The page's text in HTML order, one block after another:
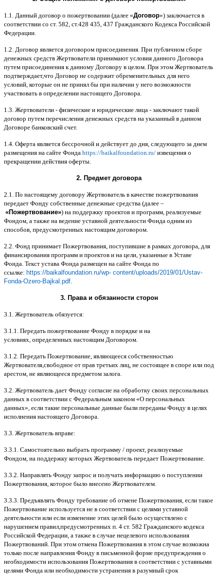
1.1. Данный договор о пожертвовании (далее «Договор») заключается в
соответствии со ст. 582, ст.428 435, 437 Гражданского Кодекса Российской
Федерации
1.2. Договор является договором присоединения При публичном сборе
денежных средств Жертвователи принимают условия данного Договора
путем присоединения к данному Договору в целом При этом Жертвователь
подтверждает,что Договор не содержит обременительных для него
условий которые он не принял бы при наличии у него возможности
участвовать в определении настоящего Договора
1.3. Жертвователи - физические и юридические лица - заключают такой
договор путем перечисления денежных средств на указанный в данном
Договоре банковский счет.
1.4. Оферта является бессрочной и действует до дня следующего за днем
размещения на сайте Фонда https://baikalfoundation.ru/ извещения о
прекращении действия оферты
2. Предмет договора
2.1. По настоящему договору Жертвователь в качестве пожертвования
передает Фонду собственные денежные средства (далее –
«Пожертвование») на поддержку проектов и программ реализуемые
Фондом а также на ведение уставной деятельности Фонда одним из
способов предусмотренных настоящим договором
2.2. Фонд принимает Пожертвования поступившие в рамках договора для
финансирования программ и проектов и на цели указанные в Уставе
Фонда Текст устава Фонда размещен на сайте Фонда по
ссылке: https://baikalfoundation.ru/wp- content/uploads/2019/01/Ustav-
Fonda-Ozero-Bajkal.pdf
3. Права и обязанности сторон
3.1. Жертвователь обязуется:
3.1.1. Передать пожертвование Фонду в порядке и на
условиях определенных настоящим Договором
3.1.2. Передать Пожертвование являющееся собственностью
Жертвователя свободное от прав третьих лиц не состоящее в споре или под
арестом не являющееся предметом залога
3.2. Жертвователь дает Фонду согласие на обработку своих персональных
данных в соответствии с Федеральным законом «О персональных
данных», если такие персональные данные были переданы Фонду в целях
исполнения настоящего Договора
3.3. Жертвователь вправе:
3.3.1. Самостоятельно выбрать программу / проект, реализуемые
Фондом на поддержку которых Жертвователь передает Пожертвование
3.3.2. Направлять Фонду запрос и получать информацию о поступлении
Пожертвования которое было внесено Жертвователем
3.3.3. Предъявлять Фонду требование об отмене Пожертвования если такое
Пожертвование используется не в соответствии с целями уставной
деятельности или если изменение этих целей было осуществлено с
нарушением правил предусмотренных п . 4 ст. 582 Гражданского кодекса
Российской Федерации а также в случае нецелевого использования
Пожертвований При этом отмена Пожертвования в этом случае возможна
только после направления Фонду в письменной форме предупреждения о
необходимости использования Пожертвования в соответствии с уставными
целями Фонда или необходимости устранения в разумный срок